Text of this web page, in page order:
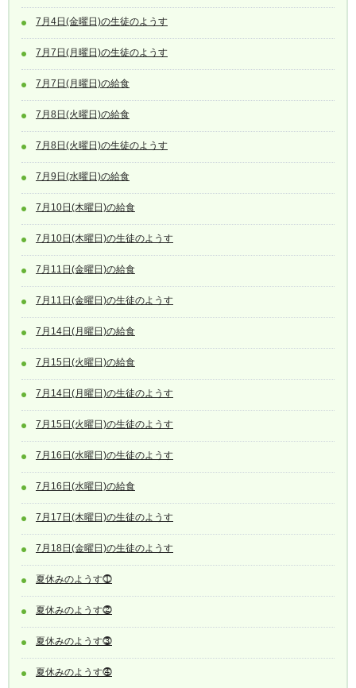
7月4日(金曜日)の生徒のようす
7月7日(月曜日)の生徒のようす
7月7日(月曜日)の給食
7月8日(火曜日)の給食
7月8日(火曜日)の生徒のようす
7月9日(水曜日)の給食
7月10日(木曜日)の給食
7月10日(木曜日)の生徒のようす
7月11日(金曜日)の給食
7月11日(金曜日)の生徒のようす
7月14日(月曜日)の給食
7月15日(火曜日)の給食
7月14日(月曜日)の生徒のようす
7月15日(火曜日)の生徒のようす
7月16日(水曜日)の生徒のようす
7月16日(水曜日)の給食
7月17日(木曜日)の生徒のようす
7月18日(金曜日)の生徒のようす
夏休みのようす⓵
夏休みのようす⓶
夏休みのようす⓷
夏休みのようす⓸